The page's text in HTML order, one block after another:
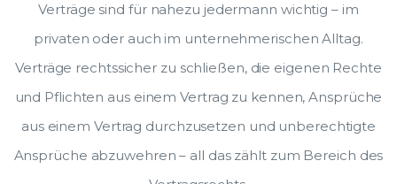
Verträge sind für nahezu jedermann wichtig – im
privaten oder auch im unternehmerischen Alltag.
Verträge rechtssicher zu schließen, die eigenen Rechte
und Pflichten aus einem Vertrag zu kennen, Ansprüche
aus einem Vertrag durchzusetzen und unberechtigte
Ansprüche abzuwehren – all das zählt zum Bereich des